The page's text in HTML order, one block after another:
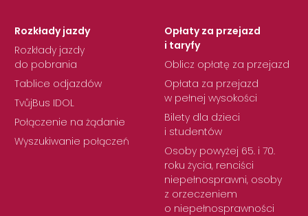
Rozkłady jazdy
Rozkłady jazdy
do pobrania
Tablice odjazdów
TvůjBus IDOL
Połączenie na żądanie
Wyszukiwanie połączeń
Opłaty za przejazd
i taryfy
Oblicz opłatę za przejazd
Opłata za przejazd
w pełnej wysokości
Bilety dla dzieci
i studentów
Osoby powyżej 65. i 70.
roku życia, renciści
niepełnosprawni, osoby
z orzeczeniem
o niepełnosprawności